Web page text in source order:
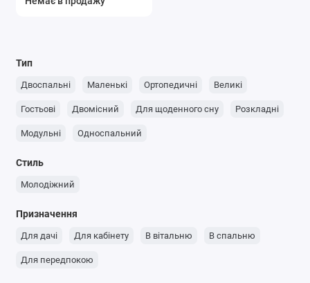
Тип
Двоспальні Маленькі Ортопедичні Великі
Гостьові Двомісний Для щоденного сну Розкладні
Модульні Односпальний
Стиль
Молодіжний
Призначення
Для дачі Для кабінету В вітальню В спальню
Для передпокою